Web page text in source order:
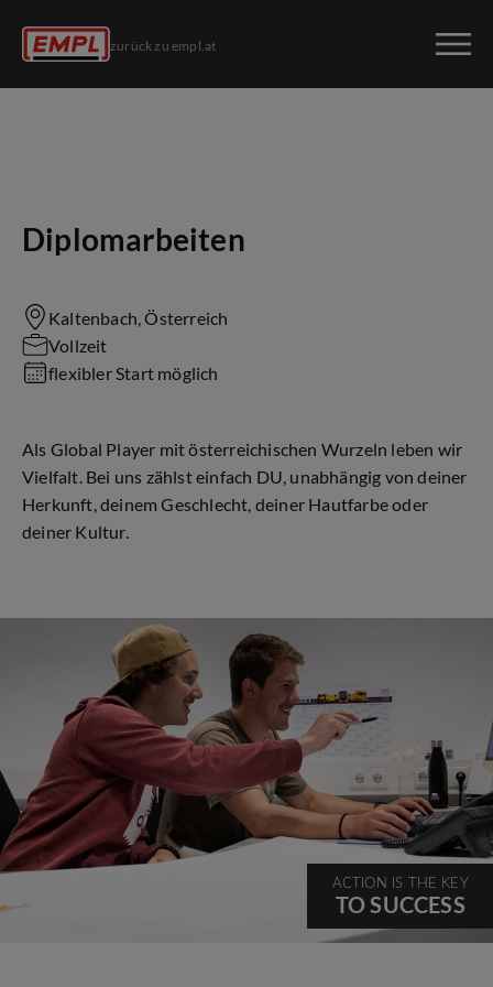
zurück zu empl.at
Diplomarbeiten
Kaltenbach, Österreich
Vollzeit
flexibler Start möglich
Als Global Player mit österreichischen Wurzeln leben wir
Vielfalt. Bei uns zählst einfach DU, unabhängig von deiner
Herkunft, deinem Geschlecht, deiner Hautfarbe oder
deiner Kultur.
ACTION IS THE KEY
TO SUCCESS